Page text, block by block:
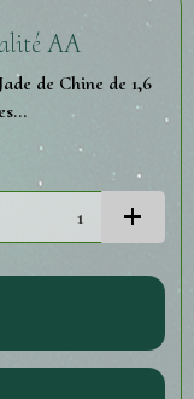
AA
de Chine de 1,6